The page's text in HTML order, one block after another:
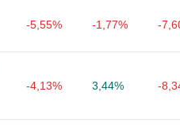
-5,55% -1,77% -
-4,13% 3,44% -